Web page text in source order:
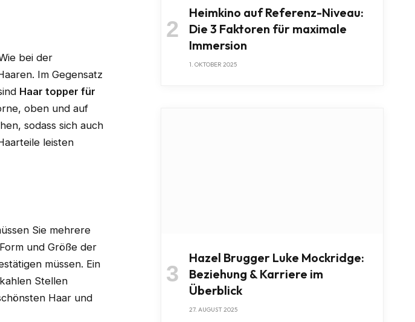
bei der
Im Gegensatz
Haar topper für
oben und auf
sodass sich auch
leisten
Sie mehrere
und Größe der
müssen. Ein
Stellen
Haar und
Heimkino auf Referenz-Niveau:
Die 3 Faktoren für maximale
Immersion
1. OKTOBER 2025
Hazel Brugger Luke Mockridge:
Beziehung & Karriere im
Überblick
27. AUGUST 2025